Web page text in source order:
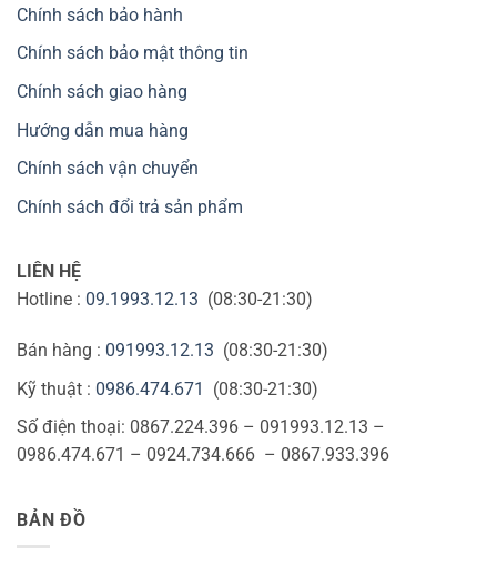
Chính sách bảo hành
Chính sách bảo mật thông tin
Chính sách giao hàng
Hướng dẫn mua hàng
Chính sách vận chuyển
Chính sách đổi trả sản phẩm
LIÊN HỆ
Hotline : 09.1993.12.13 (08:30-21:30)
Bán hàng : 091993.12.13 (08:30-21:30)
Kỹ thuật : 0986.474.671
(08:30-21:30)
Số điện thoại: 0867.224.396 – 091993.12.13 –
0986.474.671 – 0924.734.666 – 0867.933.396
BẢN ĐỒ